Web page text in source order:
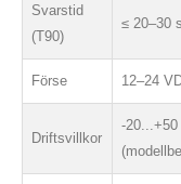
Svarstid
(T90)
≤ 20–30
Förse 12–24
Driftsvillkor
-20...+50